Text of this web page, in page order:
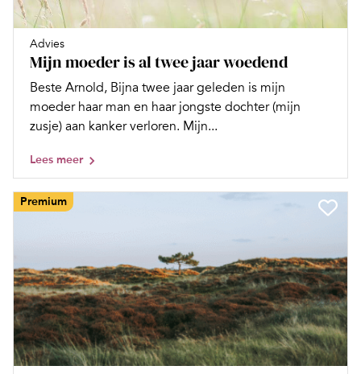
Advies
Mijn moeder is al twee jaar woedend
Beste Arnold, Bijna twee jaar geleden is mijn
moeder haar man en haar jongste dochter (mijn
zusje) aan kanker verloren. Mijn...
Lees meer
Premium